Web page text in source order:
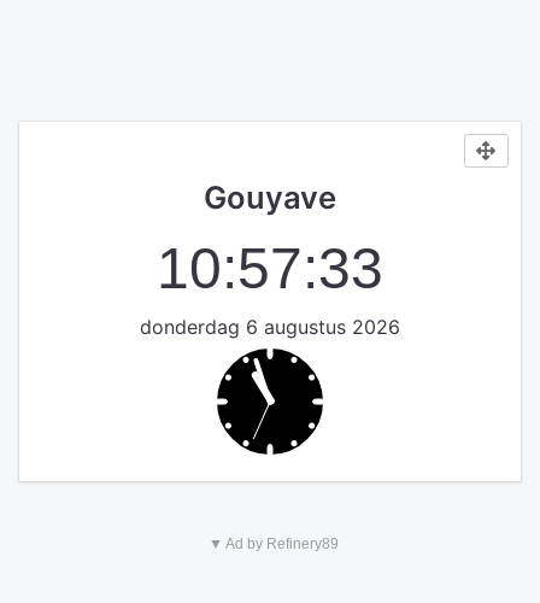
Gouyave
10:57:34
donderdag 6 augustus 2026
▼ Ad by Refinery89